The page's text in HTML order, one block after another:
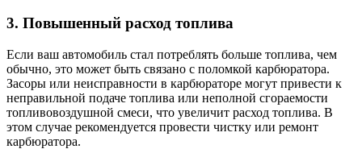
3. Повышенный расход топлива
Если ваш автомобиль стал потреблять больше топлива, чем
обычно, это может быть связано с поломкой карбюратора.
Засоры или неисправности в карбюраторе могут привести к
неправильной подаче топлива или неполной сгораемости
топливовоздушной смеси, что увеличит расход топлива. В
этом случае рекомендуется провести чистку или ремонт
карбюратора.